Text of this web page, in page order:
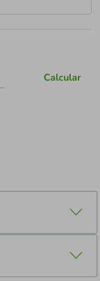
Calcular